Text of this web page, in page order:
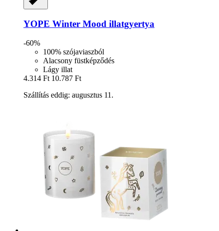
YOPE Winter Mood illatgyertya
-60%
100% szójaviaszból
Alacsony füstképződés
Lágy illat
4.314 Ft 10.787 Ft
Szállítás eddig: augusztus 11.